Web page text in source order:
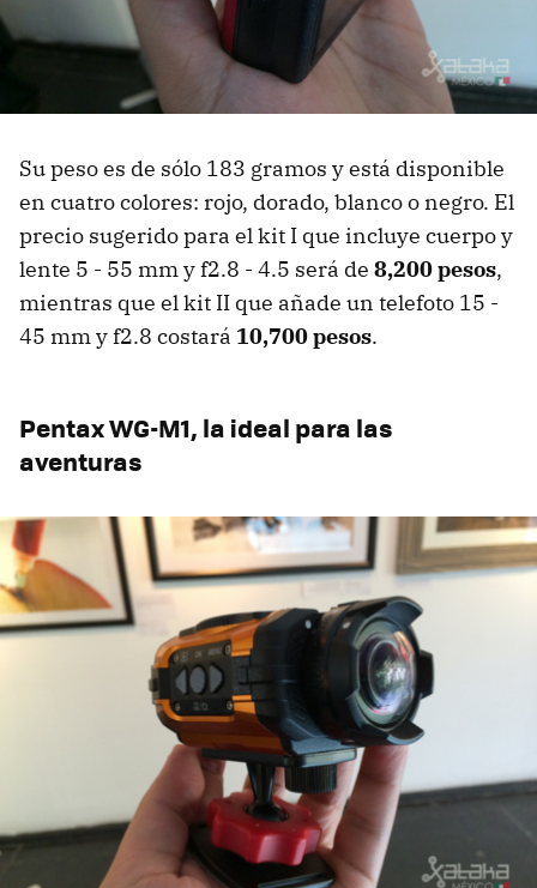
Su peso es de sólo 183 gramos y está disponible
en cuatro colores: rojo, dorado, blanco o negro. El
precio sugerido para el kit I que incluye cuerpo y
lente 5 - 55 mm y f2.8 - 4.5 será de 8,200 pesos,
mientras que el kit II que añade un telefoto 15 -
45 mm y f2.8 costará 10,700 pesos.
Pentax WG-M1, la ideal para las
aventuras